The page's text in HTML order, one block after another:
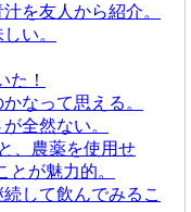
を友人から紹介。
い。
た！
なって思える。
全然ない。
、農薬を使用せ
が魅力的。
して飲んでみるこ